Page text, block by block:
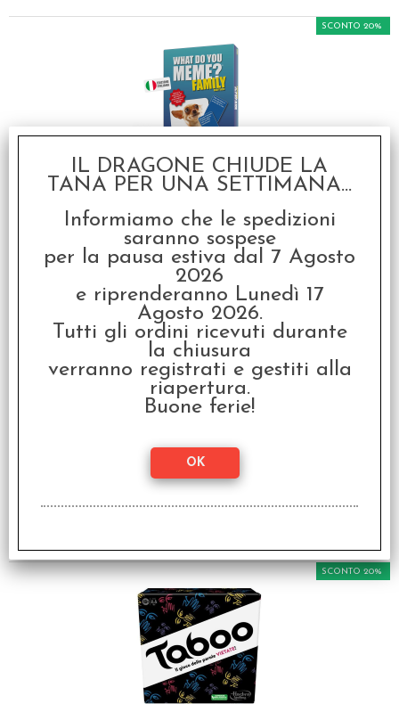
What do You Meme? -
Family Edition - Italiano
€ 29,99
SCONTO 20%
€23,99
What do You Meme? -
Italiano
SCONTO 20%
IL DRAGONE CHIUDE LA
TANA PER UNA SETTIMANA...
Informiamo che le spedizioni
saranno sospese
per la pausa estiva dal 7 Agosto
2026
e riprenderanno Lunedì 17
Agosto 2026.
Tutti gli ordini ricevuti durante
la chiusura
verranno registrati e gestiti alla
riapertura.
Buone ferie!